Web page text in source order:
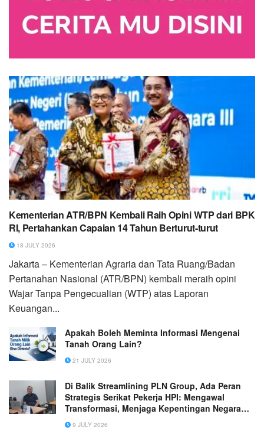
Kementerian ATR/BPN Kembali Raih Opini WTP dari BPK
RI, Pertahankan Capaian 14 Tahun Berturut-turut
18 JULY 2026
Jakarta – Kementerian Agraria dan Tata Ruang/Badan
Pertanahan Nasional (ATR/BPN) kembali meraih opini
Wajar Tanpa Pengecualian (WTP) atas Laporan
Keuangan...
Apakah Boleh Meminta Informasi Mengenai
Tanah Orang Lain?
21 JULY 2026
Di Balik Streamlining PLN Group, Ada Peran
Strategis Serikat Pekerja HPI: Mengawal
Transformasi, Menjaga Kepentingan Negara
dan Pekerja
9 JULY 2026